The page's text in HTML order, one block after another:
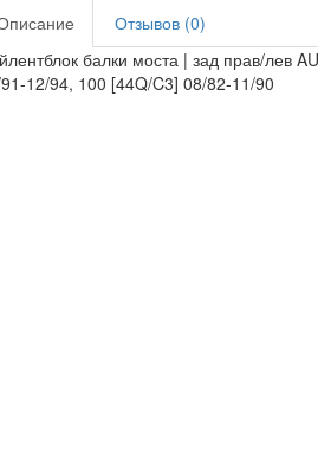
Отзывов (0)
балки моста | зад прав/лев
12/94, 100 [44Q/C3] 08/82-11/90